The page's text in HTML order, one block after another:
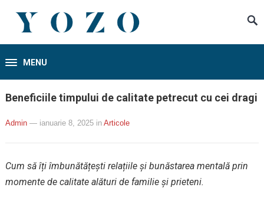
MENU
Beneficiile timpului de calitate petrecut cu cei dragi
Admin — ianuarie 8, 2025 in Articole
Cum să îți îmbunătățești relațiile și bunăstarea mentală prin
momente de calitate alături de familie și prieteni.